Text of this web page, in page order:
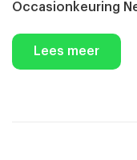
Occasionkeuring
Lees meer